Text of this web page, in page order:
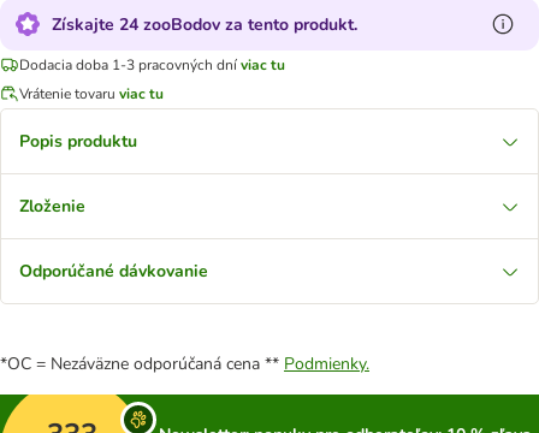
Získajte 24 zooBodov za tento produkt.
Dodacia doba 1-3 pracovných dníviac tu
Vrátenie tovaru viac tu
Popis produktu
Zloženie
Odporúčané dávkovanie
*OC = Nezáväzne odporúčaná cena ** Podmienky.